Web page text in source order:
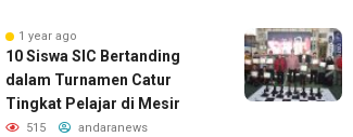
1 year ago
10 Siswa SIC Bertanding
dalam Turnamen Catur
Tingkat Pelajar di Mesir
515 andaranews